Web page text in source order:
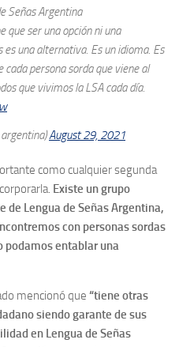
Señas Argentina
que ser una opción ni una
una alternativa. Es un idioma. Es
persona sorda que viene al
que vivimos la LSA cada día.
August 29, 2021
como cualquier segunda
Existe un grupo
de Lengua de Señas Argentina,
con personas sordas
podamos entablar una
mencionó que “tiene otras
siendo garante de sus
en Lengua de Señas